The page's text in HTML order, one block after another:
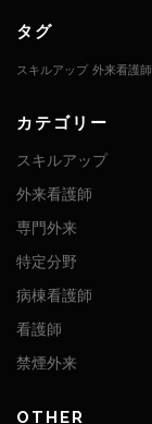
タグ
スキルアップ 外来看護師
カテゴリー
スキルアップ
外来看護師
専門外来
特定分野
病棟看護師
看護師
禁煙外来
OTHER